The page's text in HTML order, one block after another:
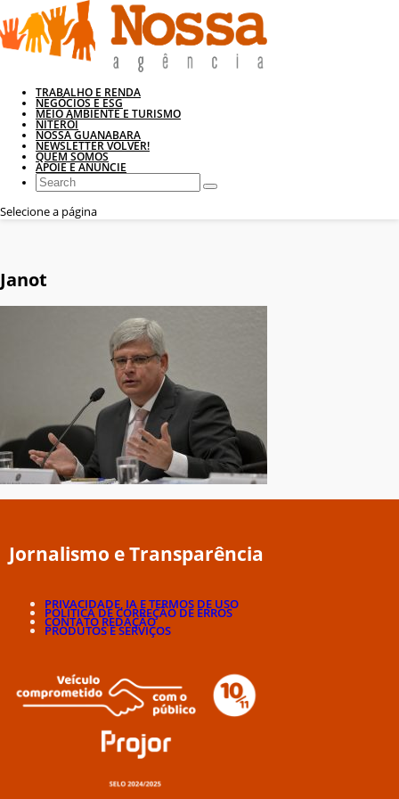
TRABALHO E RENDA
NEGÓCIOS E ESG
MEIO AMBIENTE E TURISMO
NITERÓI
NOSSA GUANABARA
NEWSLETTER VOLVER!
QUEM SOMOS
APOIE E ANUNCIE
Selecione a página
Janot
Jornalismo e Transparência
PRIVACIDADE, IA E TERMOS DE USO
POLÍTICA DE CORREÇÃO DE ERROS
CONTATO REDAÇÃO
PRODUTOS E SERVIÇOS